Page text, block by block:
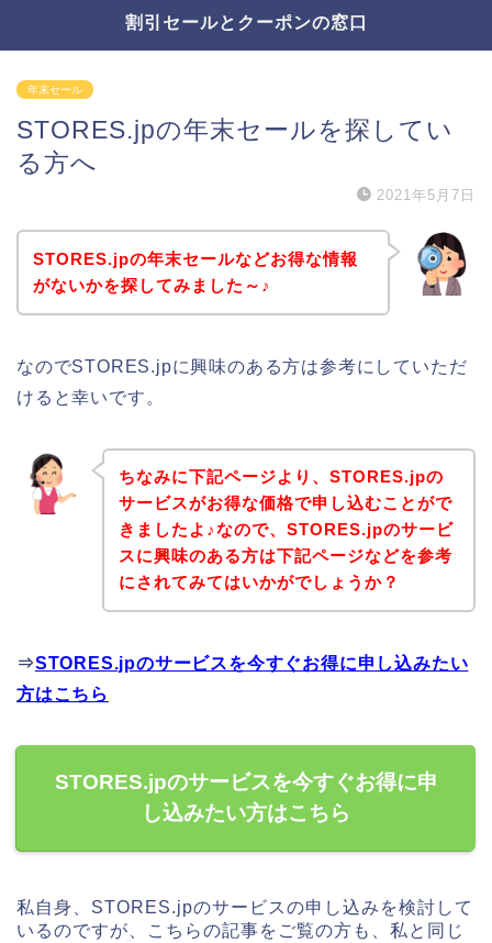
割引セールとクーポンの窓口
年末セール
STORES.jpの年末セールを探してい
る方へ
2021年5月7日
STORES.jpの年末セールなどお得な情報
がないかを探してみました～♪
なのでSTORES.jpに興味のある方は参考にしていただ
けると幸いです。
ちなみに下記ページより、STORES.jpの
サービスがお得な価格で申し込むことがで
きましたよ♪なので、STORES.jpのサービ
スに興味のある方は下記ページなどを参考
にされてみてはいかがでしょうか？
⇒STORES.jpのサービスを今すぐお得に申し込みたい
方はこちら
STORES.jpのサービスを今すぐお得に申
し込みたい方はこちら
私自身、STORES.jpのサービスの申し込みを検討して
いるのですが、こちらの記事をご覧の方も、私と同じ